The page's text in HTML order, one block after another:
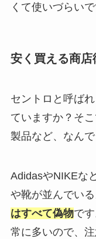
くて使いづらいで
安く買える商店
セントロと呼ば
ていますか？そ
製品など、なん
AdidasやNIKEな
や靴が並んでいる
はすべて偽物で
常に多いので、注